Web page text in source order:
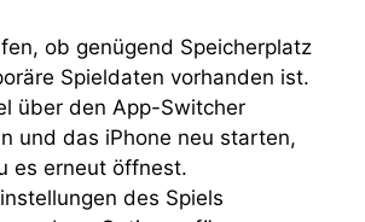
ob genügend Speicherplatz
Spieldaten vorhanden ist.
über den App-Switcher
und das iPhone neu starten,
es erneut öffnest.
des Spiels